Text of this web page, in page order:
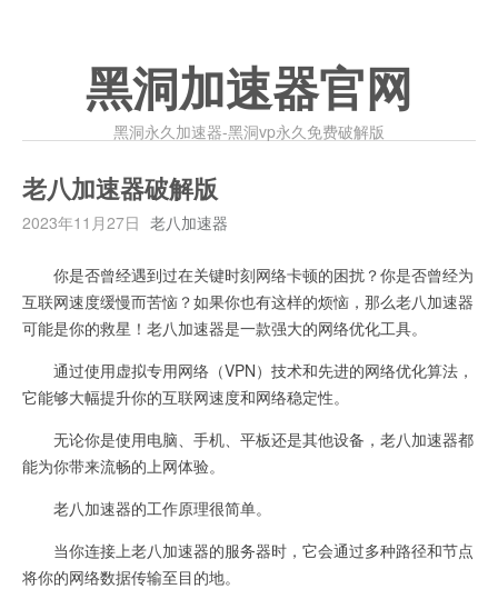
黑洞加速器官网
黑洞永久加速器-黑洞vp永久免费破解版
老八加速器破解版
2023年11月27日 老八加速器
你是否曾经遇到过在关键时刻网络卡顿的困扰？你是否曾经为
互联网速度缓慢而苦恼？如果你也有这样的烦恼，那么老八加速器
可能是你的救星！老八加速器是一款强大的网络优化工具。
通过使用虚拟专用网络（VPN）技术和先进的网络优化算法，
它能够大幅提升你的互联网速度和网络稳定性。
无论你是使用电脑、手机、平板还是其他设备，老八加速器都
能为你带来流畅的上网体验。
老八加速器的工作原理很简单。
当你连接上老八加速器的服务器时，它会通过多种路径和节点
将你的网络数据传输至目的地。